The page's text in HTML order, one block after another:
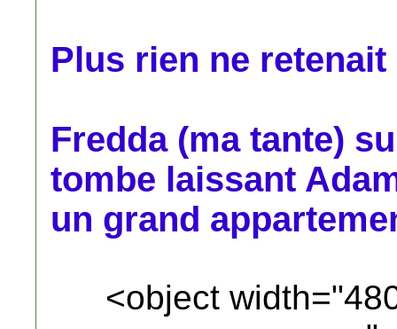
Plus rien ne retenait
Fredda (ma tante)
tombe laissant
un grand
<object